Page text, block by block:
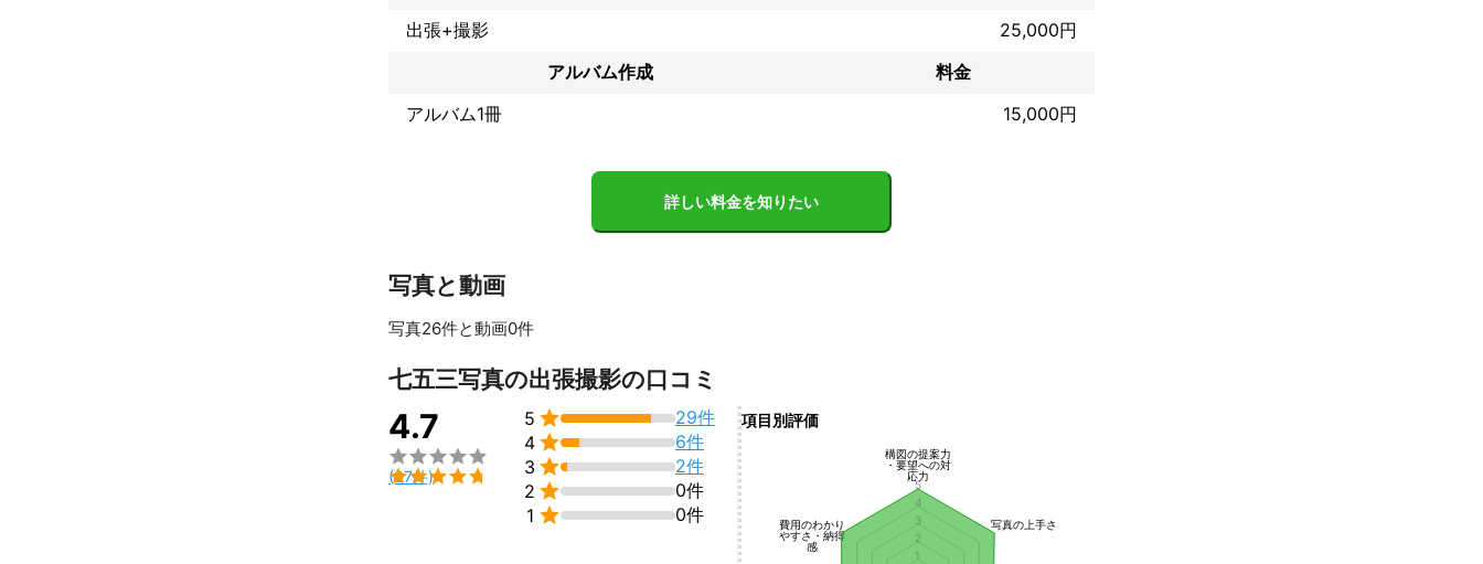
ない場合は、全額返金(交通費を除く)致します。
出張+撮影
25,000円
アルバム作成
料金
アルバム1冊
15,000円
詳しい料金を知りたい
写真と動画
写真26件と動画0件
七五三写真の出張撮影の口コミ
4.7


(37件)
5 
29件
4 
6件
3 
2件
2 
0件
1  0件
項目別評価
構図の提案力
・要望への対
応力
写真の上手さ
費用のわかり
やすさ・納得
感
1
2
3
4
5